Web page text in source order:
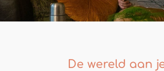
De wereld aan